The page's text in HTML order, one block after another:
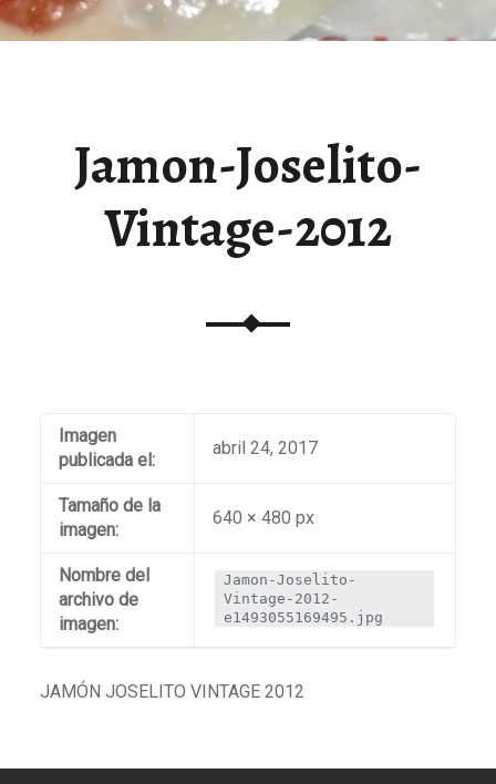
Jamon-Joselito-
Vintage-2012
Imagen
publicada el:
abril 24, 2017
Tamaño de la
imagen:
640 × 480 px
Nombre del
archivo de
imagen:
Jamon-Joselito-
Vintage-2012-
e1493055169495.jpg
JAMÓN JOSELITO VINTAGE 2012